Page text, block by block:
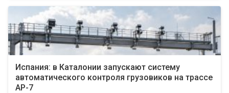
Испания: в Каталонии запускают систему
автоматического контроля грузовиков на трассе
AP-7